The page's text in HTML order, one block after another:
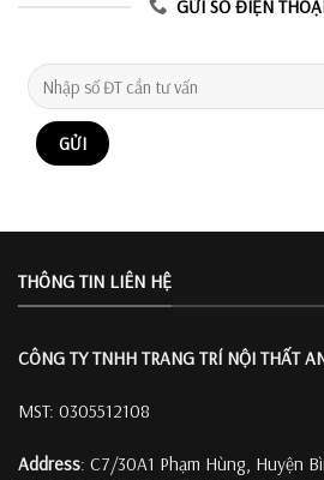
GỬI SỐ ĐIỆN
THÔNG TIN LIÊN HỆ
CÔNG TY TNHH TRANG TRÍ NỘI THẤT
MST: 0305512108
Address: C7/30A1 Phạm Hùng, Huyện